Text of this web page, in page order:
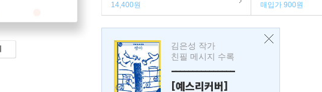
14,400원
매입가 900원
김은성 작가
친필 메시지 수록
---------------
[예스리커버]